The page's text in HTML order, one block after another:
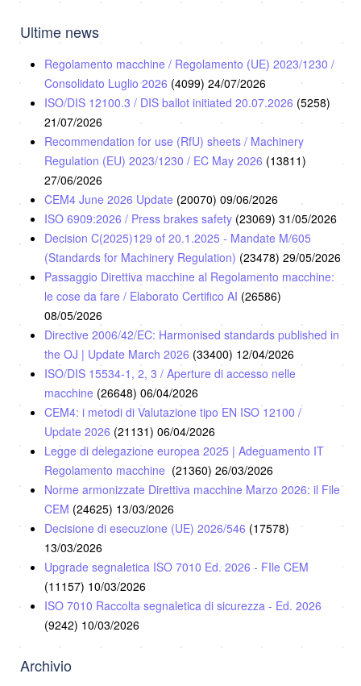
Ultime news
Regolamento macchine / Regolamento (UE) 2023/1230 /
Consolidato Luglio 2026 (4099) 24/07/2026
ISO/DIS 12100.3 / DIS ballot initiated 20.07.2026 (5258)
21/07/2026
Recommendation for use (RfU) sheets / Machinery
Regulation (EU) 2023/1230 / EC May 2026 (13811)
27/06/2026
CEM4 June 2026 Update (20070) 09/06/2026
ISO 6909:2026 / Press brakes safety (23069) 31/05/2026
Decision C(2025)129 of 20.1.2025 - Mandate M/605
(Standards for Machinery Regulation) (23478) 29/05/2026
Passaggio Direttiva macchine al Regolamento macchine:
le cose da fare / Elaborato Certifico AI (26586)
08/05/2026
Directive 2006/42/EC: Harmonised standards published in
the OJ | Update March 2026 (33400) 12/04/2026
ISO/DIS 15534-1, 2, 3 / Aperture di accesso nelle
macchine (26648) 06/04/2026
CEM4: i metodi di Valutazione tipo EN ISO 12100 /
Update 2026 (21131) 06/04/2026
Legge di delegazione europea 2025 | Adeguamento IT
Regolamento macchine (21360) 26/03/2026
Norme armonizzate Direttiva macchine Marzo 2026: il File
CEM (24625) 13/03/2026
Decisione di esecuzione (UE) 2026/546 (17578)
13/03/2026
Upgrade segnaletica ISO 7010 Ed. 2026 - FIle CEM
(11157) 10/03/2026
ISO 7010 Raccolta segnaletica di sicurezza - Ed. 2026
(9242) 10/03/2026
Archivio